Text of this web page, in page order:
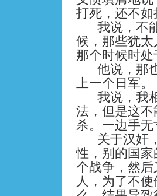
打死，还不如
我说，不
候，那些犹
那个时候时
他说，那
上一个日军。
我说，我
法，但是这
杀。一边手
关于汉奸
性，别的国
个战争，然
人，为了不